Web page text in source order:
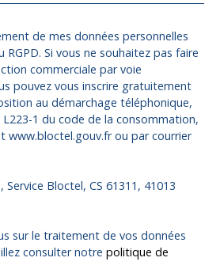
de mes données personnelles
Si vous ne souhaitez pas faire
commerciale par voie
pouvez vous inscrire gratuitement
au démarchage téléphonique,
1 du code de la consommation,
www.bloctel.gouv.fr ou par courrier
Service Bloctel, CS 61311, 41013
sur le traitement de vos données
consulter notre politique de